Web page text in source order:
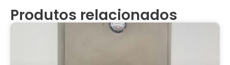
Produtos relacionados